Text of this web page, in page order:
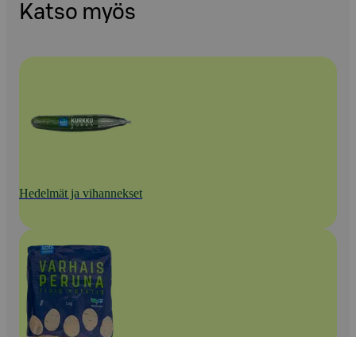
Katso myös
Hedelmät ja vihannekset